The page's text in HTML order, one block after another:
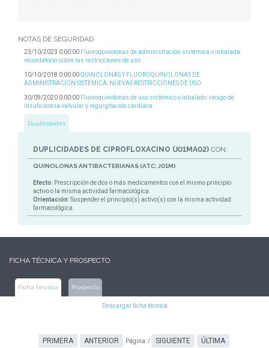
NOTAS DE SEGURIDAD
23/10/2023 0:00:00 Fluoroquinolonas de administración sistémica o inhalada:
recordatorio sobre las restricciones de uso
10/10/2018 0:00:00QUINOLONAS Y FLUOROQUINOLONAS DE
ADMINISTRACIÓN SISTÉMICA: NUEVAS RESTRICCIONES DE USO
30/09/2020 0:00:00 Fluoroquinolonas de uso sistémico o inhalado: riesgo de
insuficiencia valvular y regurgitación cardíaca
Duplicidades
DUPLICIDADES DE CIPROFLOXACINO (J01MA02) CON:
QUINOLONAS ANTIBACTERIANAS (ATC: J01M)
Efecto: Prescripción de dos o más medicamentos con el mismo principio
activo o la misma actividad farmacológica.
Orientación: Suspender el principio(s) activo(s) con la misma actividad
farmacológica.
FICHA TÉCNICA Y PROSPECTO
Ficha técnica Prospecto
Descargar ficha técnica
PRIMERA ANTERIOR Página:/ SIGUIENTE ÚLTIMA